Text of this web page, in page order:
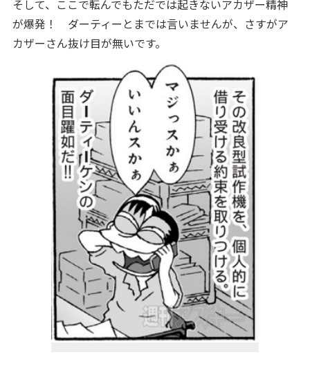
そして、ここで転んでもただでは起きないアカザー精神
が爆発！ ダーティーとまでは言いませんが、さすがア
カザーさん抜け目が無いです。